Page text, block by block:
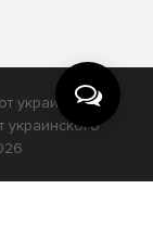
украинского
украинского